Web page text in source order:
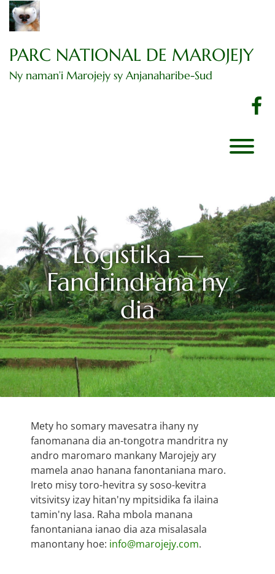
Dingano
amin'ny
votoatiny
PARC NATIONAL DE MAROJEJY
Ny naman’i Marojejy sy Anjanaharibe-Sud
Logistika —
Fandrindrana ny
dia
Mety ho somary mavesatra ihany ny
fanomanana dia an-tongotra mandritra ny
andro maromaro mankany Marojejy ary
mamela anao hanana fanontaniana maro.
Ireto misy toro-hevitra sy soso-kevitra
vitsivitsy izay hitan'ny mpitsidika fa ilaina
tamin'ny lasa. Raha mbola manana
fanontaniana ianao dia aza misalasala
manontany hoe: info@marojejy.com.